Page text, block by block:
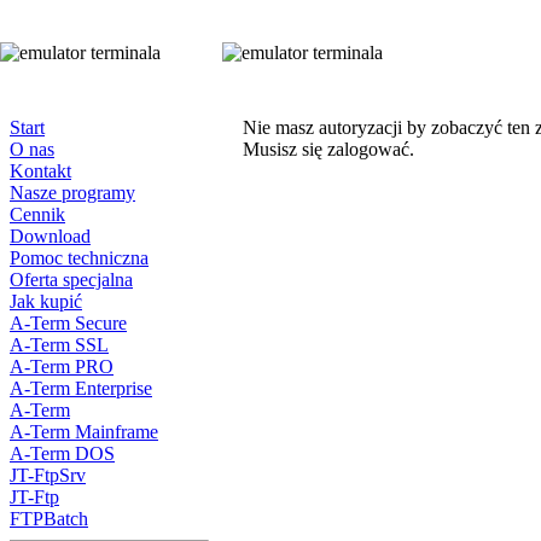
Start
O nas
Kontakt
Nasze programy
Cennik
Download
Pomoc techniczna
Oferta specjalna
Jak kupić
A-Term Secure
A-Term SSL
A-Term PRO
A-Term Enterprise
A-Term
A-Term Mainframe
A-Term DOS
JT-FtpSrv
JT-Ftp
FTPBatch
Nie masz autoryzacji by zobaczyć ten
Musisz się zalogować.